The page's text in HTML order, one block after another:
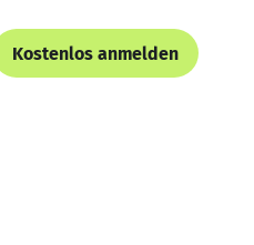
Kostenlos anmelden